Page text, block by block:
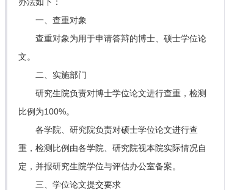
一、查重对象
查重对象为用于申请答辩的博士、硕士学位论
文。
二、实施部门
研究生院负责对博士学位论文进行查重，检测
比例为100%。
各学院、研究院负责对硕士学位论文进行查
重，检测比例由各学院、研究院视本院实际情况自
定，并报研究生院学位与评估办公室备案。
三、学位论文提交要求